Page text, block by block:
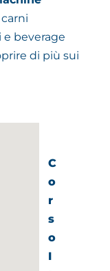
beverage
di più sui
C
o
r
s
o
I